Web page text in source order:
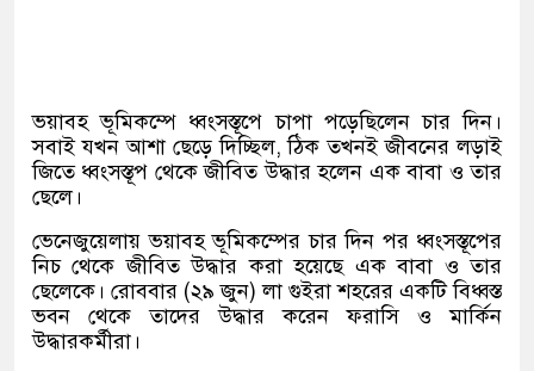
ভয়াবহ ভূমিকম্পে ধ্বংসস্তূপে চাপা পড়েছিলেন চার দিন।
সবাই যখন আশা ছেড়ে দিচ্ছিল, ঠিক তখনই জীবনের লড়াই
জিতে ধ্বংসস্তূপ থেকে জীবিত উদ্ধার হলেন এক বাবা ও তার
ছেলে।
ভেনেজুয়েলায় ভয়াবহ ভূমিকম্পের চার দিন পর ধ্বংসস্তূপের
নিচ থেকে জীবিত উদ্ধার করা হয়েছে এক বাবা ও তার
ছেলেকে। রোববার (২৯ জুন) লা গুইরা শহরের একটি বিধ্বস্ত
ভবন থেকে তাদের উদ্ধার করেন ফরাসি ও মার্কিন
উদ্ধারকর্মীরা।